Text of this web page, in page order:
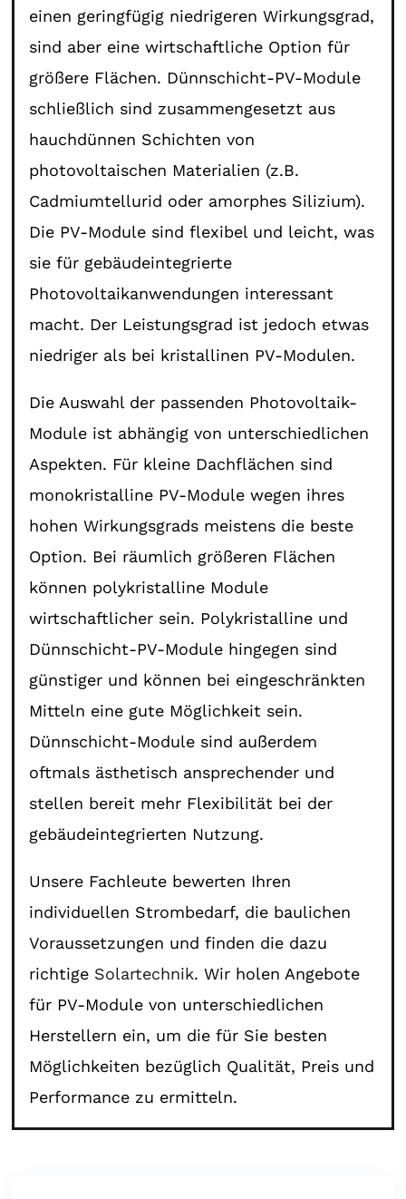
einen geringfügig niedrigeren Wirkungsgrad,
sind aber eine wirtschaftliche Option für
größere Flächen. Dünnschicht-PV-Module
schließlich sind zusammengesetzt aus
hauchdünnen Schichten von
photovoltaischen Materialien (z.B.
Cadmiumtellurid oder amorphes Silizium).
Die PV-Module sind flexibel und leicht, was
sie für gebäudeintegrierte
Photovoltaikanwendungen interessant
macht. Der Leistungsgrad ist jedoch etwas
niedriger als bei kristallinen PV-Modulen.
Die Auswahl der passenden Photovoltaik-
Module ist abhängig von unterschiedlichen
Aspekten. Für kleine Dachflächen sind
monokristalline PV-Module wegen ihres
hohen Wirkungsgrads meistens die beste
Option. Bei räumlich größeren Flächen
können polykristalline Module
wirtschaftlicher sein. Polykristalline und
Dünnschicht-PV-Module hingegen sind
günstiger und können bei eingeschränkten
Mitteln eine gute Möglichkeit sein.
Dünnschicht-Module sind außerdem
oftmals ästhetisch ansprechender und
stellen bereit mehr Flexibilität bei der
gebäudeintegrierten Nutzung.
Unsere Fachleute bewerten Ihren
individuellen Strombedarf, die baulichen
Voraussetzungen und finden die dazu
richtige Solartechnik. Wir holen Angebote
für PV-Module von unterschiedlichen
Herstellern ein, um die für Sie besten
Möglichkeiten bezüglich Qualität, Preis und
Performance zu ermitteln.